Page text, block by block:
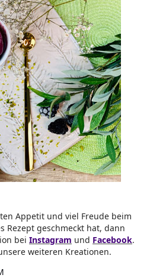
Appetit und viel Freude beim
Rezept geschmeckt hat, dann
bei Instagram und Facebook.
weiteren Kreationen.